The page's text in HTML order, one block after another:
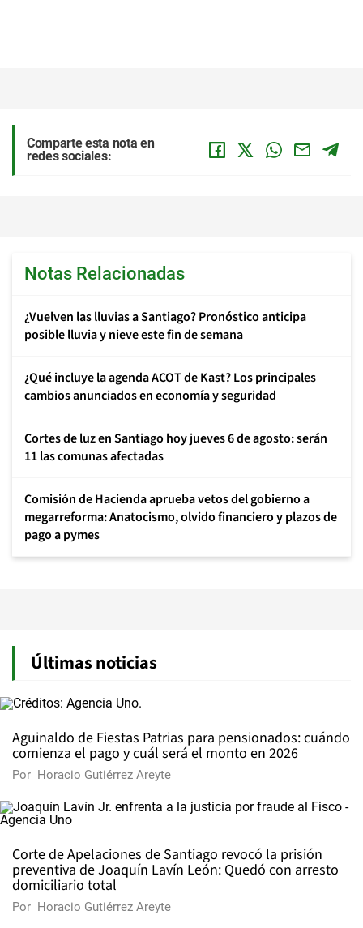
Comparte esta nota en
redes sociales:
Notas Relacionadas
¿Vuelven las lluvias a Santiago? Pronóstico anticipa
posible lluvia y nieve este fin de semana
¿Qué incluye la agenda ACOT de Kast? Los principales
cambios anunciados en economía y seguridad
Cortes de luz en Santiago hoy jueves 6 de agosto: serán
11 las comunas afectadas
Comisión de Hacienda aprueba vetos del gobierno a
megarreforma: Anatocismo, olvido financiero y plazos de
pago a pymes
Últimas noticias
Aguinaldo de Fiestas Patrias para pensionados: cuándo
comienza el pago y cuál será el monto en 2026
Por Horacio Gutiérrez Areyte
Corte de Apelaciones de Santiago revocó la prisión
preventiva de Joaquín Lavín León: Quedó con arresto
domiciliario total
Por Horacio Gutiérrez Areyte